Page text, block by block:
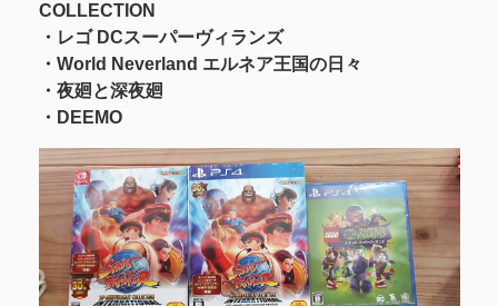
COLLECTION
・レゴ DCスーパーヴィランズ
・World Neverland エルネア王国の日々
・夜廻と深夜廻
・DEEMO